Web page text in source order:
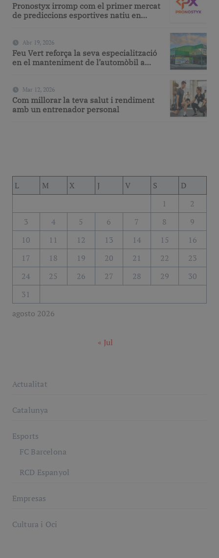
Pronostyx irromp com el primer mercat
de prediccions esportives natiu en
Abr 19, 2026
Feu Vert reforça la seva especialització
en el manteniment de l’automòbil a
Mar 12, 2026
Com millorar la teva salut i rendiment
amb un entrenador personal
agosto 2026
L M X J V S
D
1
2
3
4 5 6 7 8
9
10
11 12 13 14 15
16
17
18 19 20 21 22
23
24
25 26 27 28 29
30
31
« Jul
Actualitat
Catalunya
Esports
FC Barcelona
RCD Espanyol
Empresas
Cultura i Oci